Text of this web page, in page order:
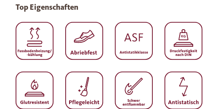
Top Eigenschaften